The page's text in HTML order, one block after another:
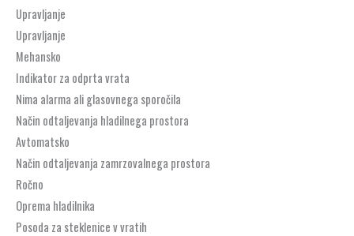
Upravljanje
Upravljanje
Mehansko
Indikator za odprta vrata
Nima alarma ali glasovnega sporočila
Način odtaljevanja hladilnega prostora
Avtomatsko
Način odtaljevanja zamrzovalnega prostora
Ročno
Oprema hladilnika
Posoda za steklenice v vratih